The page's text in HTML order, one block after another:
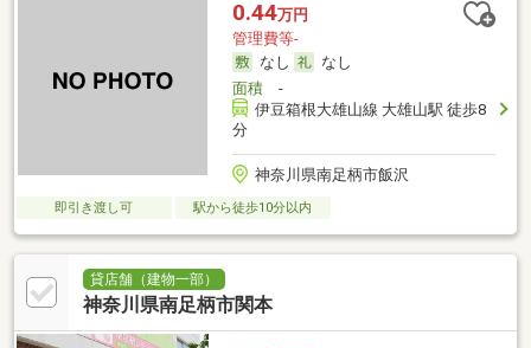
0.44万円
管理費等-
なし
なし
面積-
伊豆箱根大雄山線 大雄山駅 徒歩8
分
神奈川県南足柄市飯沢
即引き渡し可 駅から徒歩10分以内
貸店舗（建物一部）
神奈川県南足柄市関本